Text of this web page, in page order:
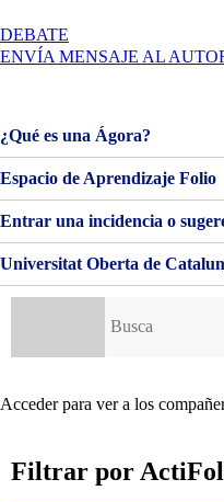
DEBATE
BIENVENIDOS
ENVÍA MENSAJE AL
¿Qué es una Ágora?
Espacio de Aprendizaje Folio
Entrar una incidencia o
Universitat Oberta de
Acceder para ver a los
Filtrar por